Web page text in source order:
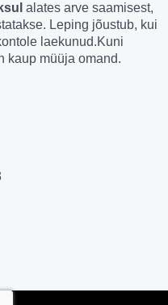
alates arve saamisest,
Leping jõustub, kui
laekunud.Kuni
kaup müüja omand.